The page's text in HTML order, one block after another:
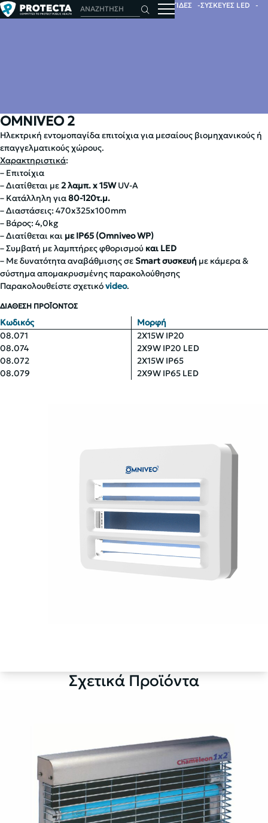
ΑΡΧΙΚΗ ΕΝΤΟΜΑ ΗΛΕΚΤΡΙΚΕΣ ΕΝΤΟΜΟΠΑΓΙΔΕΣ
ΣΥΣΚΕΥΕΣ LED
OMNIVEO 2
OMNIVEO 2
Ηλεκτρική εντομοπαγίδα επιτοίχια για μεσαίους βιομηχανικούς ή
επαγγελματικούς χώρους.
Χαρακτηριστικά:
– Επιτοίχια
– Διατίθεται με2 λαμπ. x 15WUV-A
– Κατάλληλη για80-120τ.μ.
– Διαστάσεις: 470x325x100mm
– Βάρος: 4,0kg
– Διατίθεται και με IP65 (Omniveo WP)
– Συμβατή με λαμπτήρες φθορισμού και LED
– Με δυνατότητα αναβάθμισης σε Smart συσκευή με κάμερα &
σύστημα απομακρυσμένης παρακολούθησης
Παρακολουθείστε σχετικόvideo.
ΔΙΑΘΕΣΗ ΠΡΟΪΟΝΤΟΣ
Κωδικός
Μορφή
08.071
2X15W IP20
08.074
2X9W IP20 LED
08.072
2X15W IP65
08.079
2X9W IP65 LED
Σχετικά Προϊόντα